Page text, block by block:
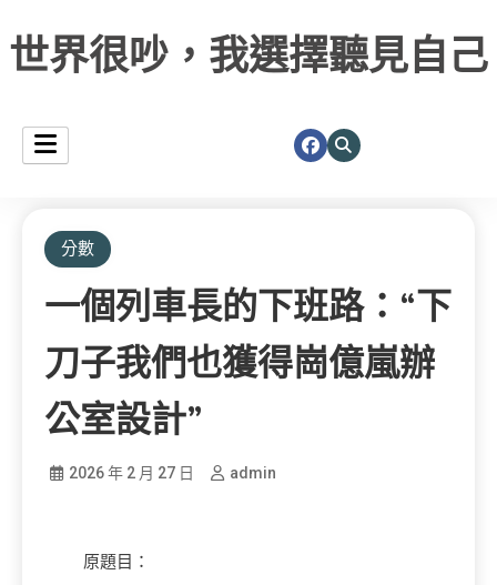
世界很吵，我選擇聽見自己
分數
一個列車長的下班路：“下
刀子我們也獲得崗億嵐辦
公室設計”
2026 年 2 月 27 日 admin
原題目：